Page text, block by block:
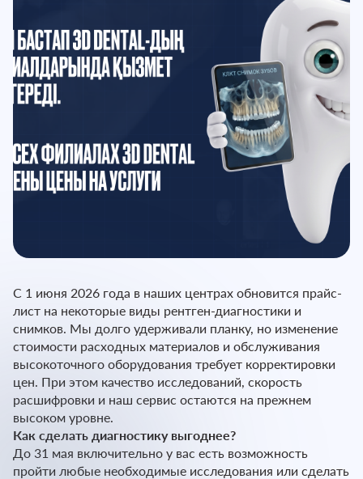
С 1 июня 2026 года в наших центрах обновится прайс-
лист на некоторые виды рентген-диагностики и
снимков. Мы долго удерживали планку, но изменение
стоимости расходных материалов и обслуживания
высокоточного оборудования требует корректировки
цен. При этом качество исследований, скорость
расшифровки и наш сервис остаются на прежнем
высоком уровне.
Как сделать диагностику выгоднее?
До 31 мая включительно у вас есть возможность
пройти любые необходимые исследования или сделать